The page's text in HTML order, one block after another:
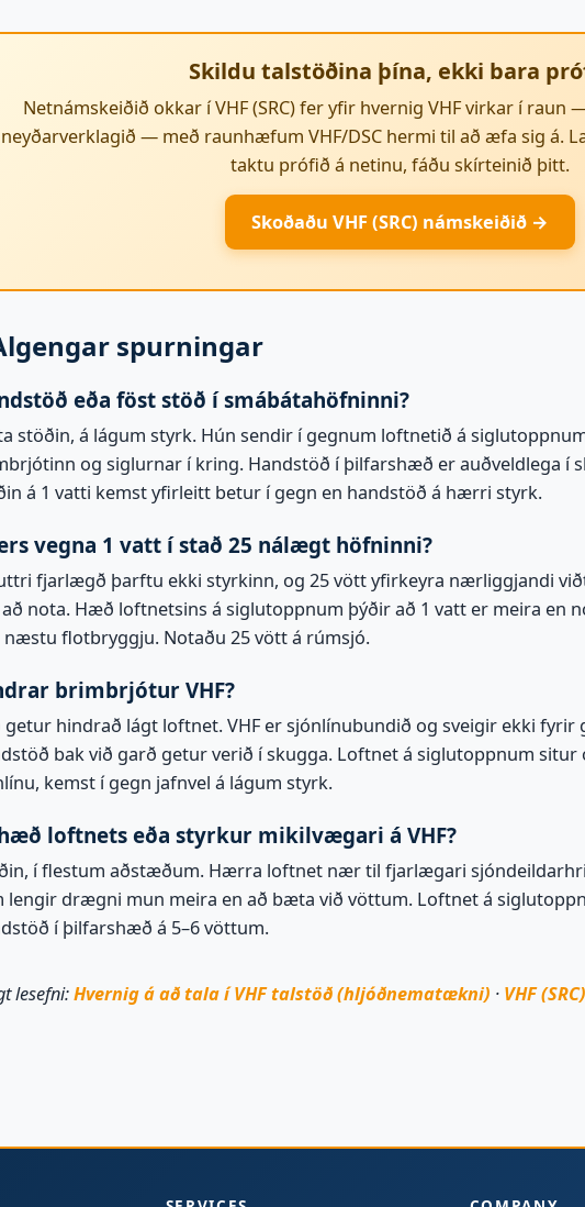
Skildu talstöðina þína, ekki bara
Netnámskeiðið okkar í VHF (SRC) fer yfir hvernig VHF virkar í raun
neyðarverklagið — með raunhæfum VHF/DSC hermi til að æfa sig á.
taktu prófið á netinu, fáðu skírteinið þitt.
Skoðaðu VHF (SRC) námskeiðið →
spurningar
eða föst stöð í smábátahöfninni?
stöðin, á lágum styrk. Hún sendir í gegnum loftnetið á
og siglurnar í kring. Handstöð í þilfarshæð er auðveldlega í
á 1 vatti kemst yfirleitt betur í gegn en handstöð á hærri styrk.
vegna 1 vatt í stað 25 nálægt höfninni?
fjarlægð þarftu ekki styrkinn, og 25 vött yfirkeyra nærliggjandi
nota. Hæð loftnetsins á siglutoppnum þýðir að 1 vatt er meira en
næstu flotbryggju. Notaðu 25 vött á rúmsjó.
brimbrjótur VHF?
getur hindrað lágt loftnet. VHF er sjónlínubundið og sveigir ekki fyrir
bak við garð getur verið í skugga. Loftnet á siglutoppnum
kemst í gegn jafnvel á lágum styrk.
loftnets eða styrkur mikilvægari á VHF?
í flestum aðstæðum. Hærra loftnet nær til fjarlægari
lengir drægni mun meira en að bæta við vöttum. Loftnet á
í þilfarshæð á 5–6 vöttum.
lesefni:Hvernig á að tala í VHF talstöð (hljóðnematækni) · VHF